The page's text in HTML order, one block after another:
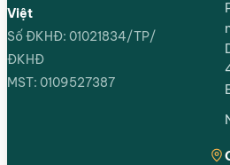
Việt
Số ĐKHĐ: 01021834/TP/
ĐKHĐ
MST: 0109527387